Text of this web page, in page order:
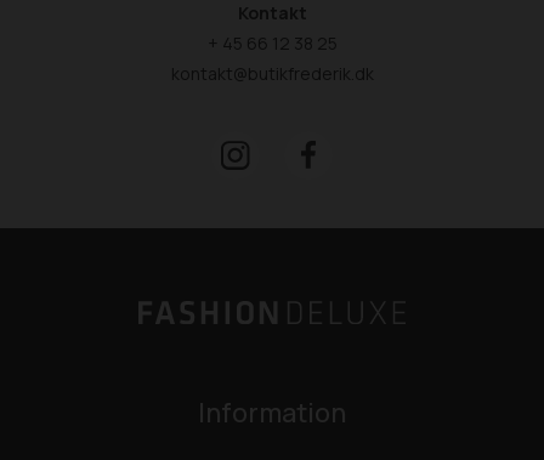
Kontakt
+ 45 66 12 38 25
kontakt@butikfrederik.dk
Information